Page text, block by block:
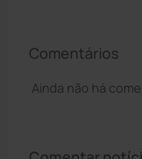
Comentários
Ainda não há